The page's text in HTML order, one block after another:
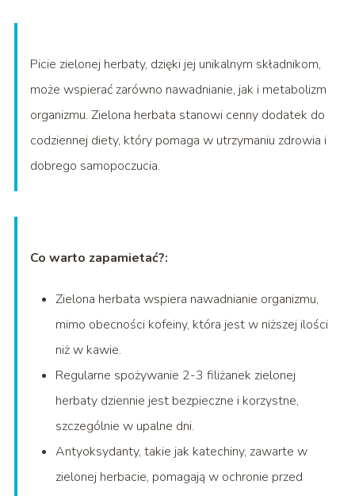
Picie zielonej herbaty, dzięki jej unikalnym składnikom,
może wspierać zarówno nawadnianie, jak i metabolizm
organizmu. Zielona herbata stanowi cenny dodatek do
codziennej diety, który pomaga w utrzymaniu zdrowia i
dobrego samopoczucia.
Co warto zapamietać?:
Zielona herbata wspiera nawadnianie organizmu,
mimo obecności kofeiny, która jest w niższej ilości
niż w kawie.
Regularne spożywanie 2-3 filiżanek zielonej
herbaty dziennie jest bezpieczne i korzystne,
szczególnie w upalne dni.
Antyoksydanty, takie jak katechiny, zawarte w
zielonej herbacie, pomagają w ochronie przed